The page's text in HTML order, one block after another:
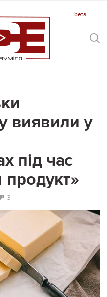
виявили у
під час
продукт»
3